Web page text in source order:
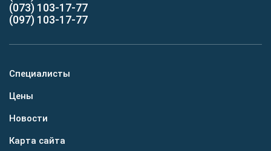
(073) 103-17-77
(097) 103-17-77
Специалисты
Цены
Новости
Карта сайта